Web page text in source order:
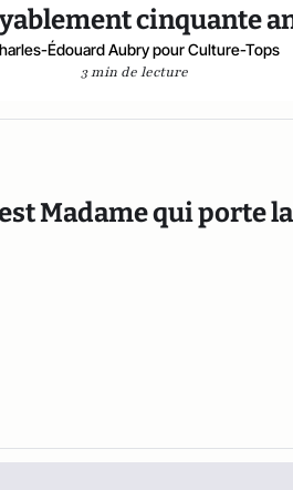
cinquante
Édouard Aubry pour Culture-Tops
3 min de lecture
Madame qui porte